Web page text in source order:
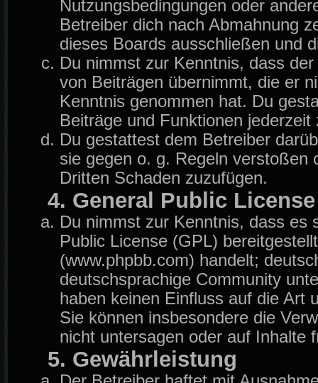
Nutzungsbedingungen oder
Betreiber dich nach Abmahnung
dieses Boards ausschließen und
Du nimmst zur Kenntnis, dass
von Beiträgen übernimmt, die er
Kenntnis genommen hat. Du
Beiträge und Funktionen
Du gestattest dem Betreiber
sie gegen o. g. Regeln verstoßen
Dritten Schaden zuzufügen.
4. General Public License
Du nimmst zur Kenntnis, dass es
Public License (GPL)
(www.phpbb.com) handelt;
deutschsprachige Community
haben keinen Einfluss auf die Art
Sie können insbesondere die
nicht untersagen oder auf Inhalte
5. Gewährleistung